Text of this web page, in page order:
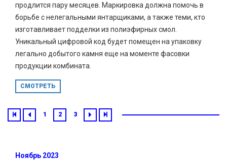
продлится пару месяцев. Маркировка должна помочь в
борьбе с нелегальными янтарщиками, а также теми, кто
изготавливает подделки из полиэфирных смол.
Уникальный цифровой код будет помещен на упаковку
легально добытого камня еще на моменте фасовки
продукции комбината.
СМОТРЕТЬ
1 2 3
Ноябрь 2023